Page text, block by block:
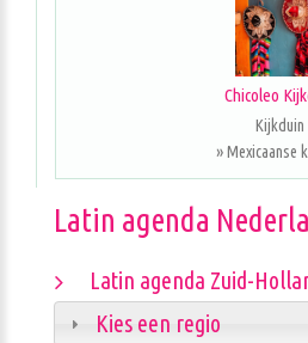
Chicoleo
Kijkduin
» Mexicaanse
Latin agenda
Latin agenda Zuid-
Kies een regio